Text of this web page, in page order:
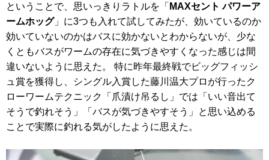
ということで、思いっきりラトルを「 MAXセント パワーア
ームホッグ」に3つも入れて試してみたが、効いているのか
効いていないのかはバスに効かないとわからないが、少な
くともバスがワームの存在に気づきやすくなった感じは間
違いないように思えた。 特に昨年最終戦でビッグフィッシ
ュ賞を獲得し、シングル入賞した藤川温大プロが行ったク
ローワームテクニック「爪漬け吊るし」では「いい音出て
そうで釣れそう」「バスが気づきやすそう」と思い込める
ことで実際に釣れる気がしたように思えた。